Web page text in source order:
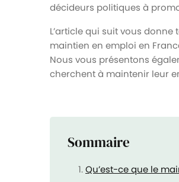
décideurs politiques à
L’article qui suit vous
maintien en emploi en
Nous vous présentons
cherchent à maintenir leur
Sommaire
Qu’est-ce que le